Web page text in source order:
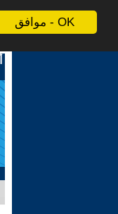
موافق - OK